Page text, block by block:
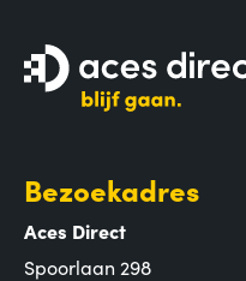
Bezoekadres
Aces Direct
Spoorlaan 298